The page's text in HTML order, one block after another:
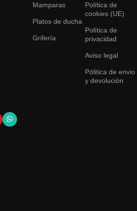
Mamparas
Platos de ducha
Grifería
Política de
cookies (UE)
Política de
privacidad
Aviso legal
Pólitica de envio
y devolución